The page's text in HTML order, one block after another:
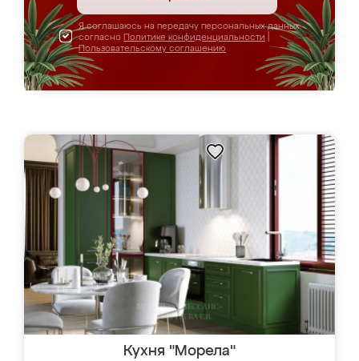
Я соглашаюсь на передачу персональных данных
согласно Политике конфиденциальности
Пользовательскому соглашению
Кухня "Морела"